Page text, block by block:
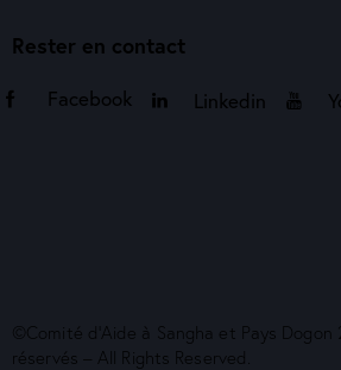
Rester en contact
Facebook Linkedin
©Comité d’Aide à Sangha et Pays Dogon
réservés – All Rights Reserved.